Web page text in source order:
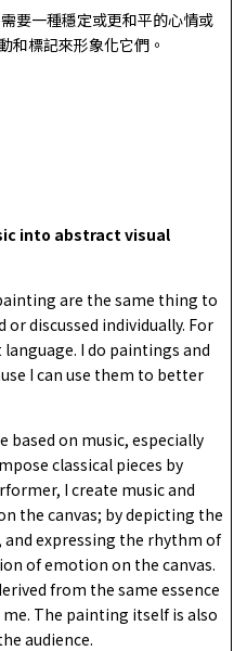
要一種穩定或更和平的心情或
和標記來形象化它們。
into abstract visual
are the same thing to
discussed individually. For
I do paintings and
I can use them to better
based on music, especially
classical pieces by
I create music and
the canvas; by depicting the
expressing the rhythm of
of emotion on the canvas.
from the same essence
The painting itself is also
audience.